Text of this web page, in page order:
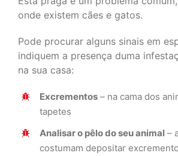
onde existem cães e gatos.
Pode procurar alguns sinais em
indiquem a presença duma
na sua casa:
Excrementos – na cama dos
tapetes
Analisar o pêlo do seu animal –
costumam depositar